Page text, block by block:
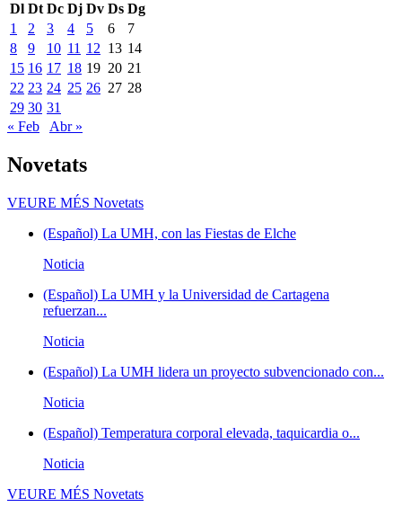
Dl Dt Dc Dj Dv Ds Dg
1
2 3 4 5 6
7
8
9 10 11 12 13 14
15 16 17 18 19 20 21
22 23 24 25 26 27 28
29 30 31
« Feb
Abr »
Novetats
VEURE MÉS Novetats
(Español) La UMH, con las Fiestas de Elche
Noticia
(Español) La UMH y la Universidad de Cartagena
refuerzan...
Noticia
(Español) La UMH lidera un proyecto subvencionado con...
Noticia
(Español) Temperatura corporal elevada, taquicardia o...
Noticia
VEURE MÉS Novetats